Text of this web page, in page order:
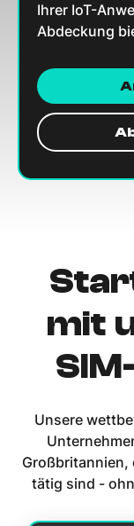
Ihrer IoT-
Abdeckung
mit
Unsere
Großbritannien,
tätig sind -